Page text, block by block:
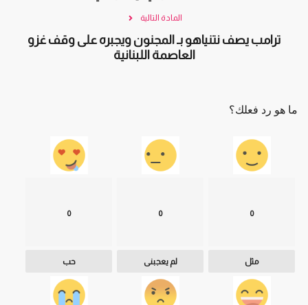
المادة التالية
ترامب يصف نتنياهو بـ المجنون ويجبره على وقف غزو
العاصمة اللبنانية
ما هو رد فعلك؟
0
مثل
0
لم يعجبنى
0
حب